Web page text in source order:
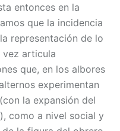
entonces en la
que la incidencia
representación de lo
vez articula
que, en los albores
experimentan
la expansión del
como a nivel social y